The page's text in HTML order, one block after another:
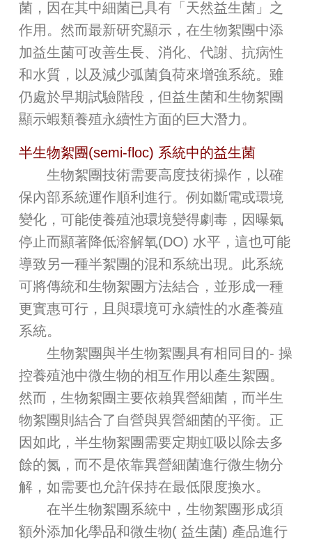
菌，因在其中細菌已具有「天然益生菌」之
作用。然而最新研究顯示，在生物絮團中添
加益生菌可改善生長、消化、代謝、抗病性
和水質，以及減少弧菌負荷來增強系統。雖
仍處於早期試驗階段，但益生菌和生物絮團
顯示蝦類養殖永續性方面的巨大潛力。
半生物絮團(semi-floc) 系統中的益生菌
生物絮團技術需要高度技術操作，以確
保內部系統運作順利進行。例如斷電或環境
變化，可能使養殖池環境變得劇毒，因曝氣
停止而顯著降低溶解氧(DO) 水平，這也可能
導致另一種半絮團的混和系統出現。此系統
可將傳統和生物絮團方法結合，並形成一種
更實惠可行，且與環境可永續性的水產養殖
系統。
生物絮團與半生物絮團具有相同目的- 操
控養殖池中微生物的相互作用以產生絮團。
然而，生物絮團主要依賴異營細菌，而半生
物絮團則結合了自營與異營細菌的平衡。正
因如此，半生物絮團需要定期虹吸以除去多
餘的氮，而不是依靠異營細菌進行微生物分
解，如需要也允許保持在最低限度換水。
在半生物絮團系統中，生物絮團形成須
額外添加化學品和微生物( 益生菌) 產品進行